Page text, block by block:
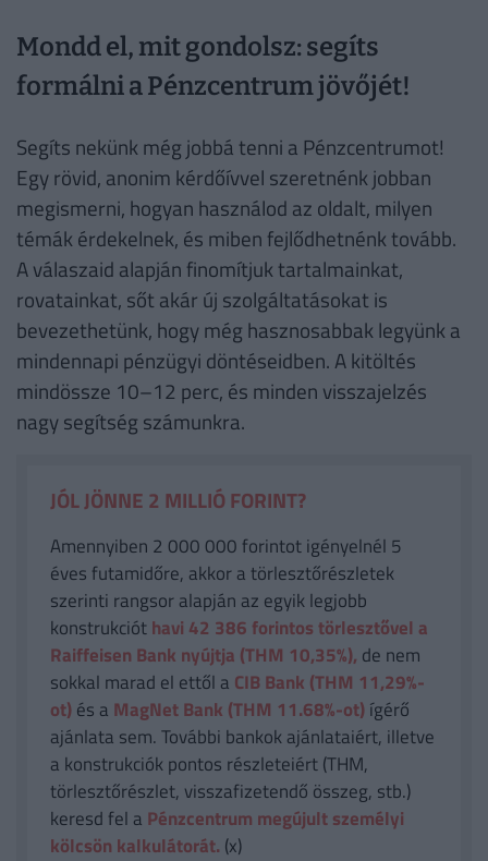
Mondd el, mit gondolsz: segíts
formálni a Pénzcentrum jövőjét!
Segíts nekünk még jobbá tenni a Pénzcentrumot!
Egy rövid, anonim kérdőívvel szeretnénk jobban
megismerni, hogyan használod az oldalt, milyen
témák érdekelnek, és miben fejlődhetnénk tovább.
A válaszaid alapján finomítjuk tartalmainkat,
rovatainkat, sőt akár új szolgáltatásokat is
bevezethetünk, hogy még hasznosabbak legyünk a
mindennapi pénzügyi döntéseidben. A kitöltés
mindössze 10–12 perc, és minden visszajelzés
nagy segítség számunkra.
JÓL JÖNNE 2 MILLIÓ FORINT?
Amennyiben 2 000 000 forintot igényelnél 5
éves futamidőre, akkor a törlesztőrészletek
szerinti rangsor alapján az egyik legjobb
konstrukcióthavi 42 386 forintos törlesztővel a
Raiffeisen Bank nyújtja (THM 10,35%), de nem
sokkal marad el ettől a CIB Bank (THM 11,29%-
ot)és a MagNet Bank (THM 11.68%-ot)ígérő
ajánlata sem. További bankok ajánlataiért, illetve
a konstrukciók pontos részleteiért (THM,
törlesztőrészlet, visszafizetendő összeg, stb.)
keresd fel a Pénzcentrum megújult személyi
kölcsön kalkulátorát. (x)